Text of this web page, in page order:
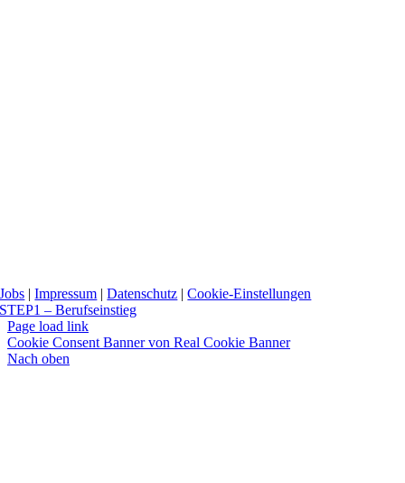
Jobs |Impressum |Datenschutz |Cookie-Einstellungen
STEP1 – Berufseinstieg
Page load link
Cookie Consent Banner von Real Cookie Banner
Nach oben